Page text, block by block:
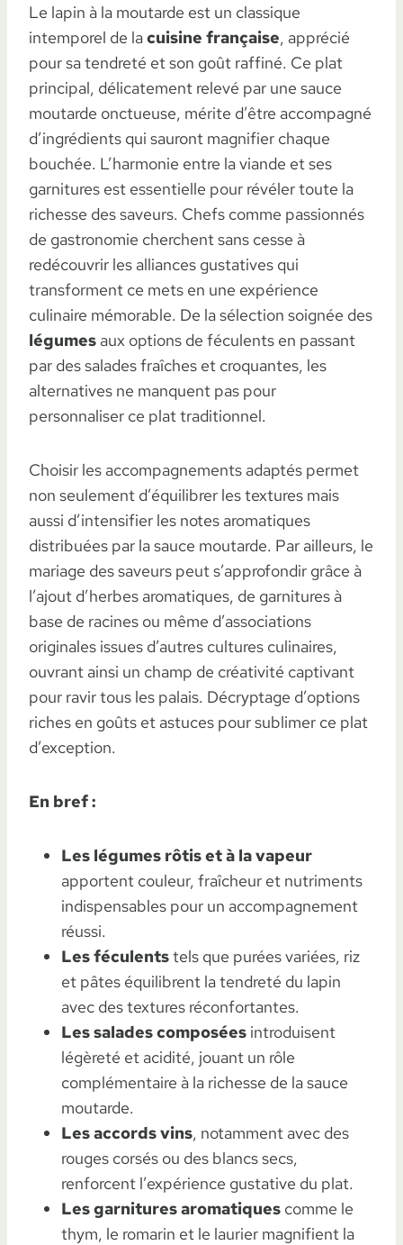
Le lapin à la moutarde est un classique
intemporel de lacuisine française, apprécié
pour sa tendreté et son goût raffiné. Ce plat
principal, délicatement relevé par une sauce
moutarde onctueuse, mérite d’être accompagné
d’ingrédients qui sauront magnifier chaque
bouchée. L’harmonie entre la viande et ses
garnitures est essentielle pour révéler toute la
richesse des saveurs. Chefs comme passionnés
de gastronomie cherchent sans cesse à
redécouvrir les alliances gustatives qui
transforment ce mets en une expérience
culinaire mémorable. De la sélection soignée des
légumes aux options de féculents en passant
par des salades fraîches et croquantes, les
alternatives ne manquent pas pour
personnaliser ce plat traditionnel.
Choisir les accompagnements adaptés permet
non seulement d’équilibrer les textures mais
aussi d’intensifier les notes aromatiques
distribuées par la sauce moutarde. Par ailleurs, le
mariage des saveurs peut s’approfondir grâce à
l’ajout d’herbes aromatiques, de garnitures à
base de racines ou même d’associations
originales issues d’autres cultures culinaires,
ouvrant ainsi un champ de créativité captivant
pour ravir tous les palais. Décryptage d’options
riches en goûts et astuces pour sublimer ce plat
d’exception.
En bref :
Les légumes rôtis et à la vapeur
apportent couleur, fraîcheur et nutriments
indispensables pour un accompagnement
réussi.
Les féculentstels que purées variées, riz
et pâtes équilibrent la tendreté du lapin
avec des textures réconfortantes.
Les salades composées introduisent
légèreté et acidité, jouant un rôle
complémentaire à la richesse de la sauce
moutarde.
Les accords vins, notamment avec des
rouges corsés ou des blancs secs,
renforcent l’expérience gustative du plat.
Les garnitures aromatiques comme le
thym, le romarin et le laurier magnifient la